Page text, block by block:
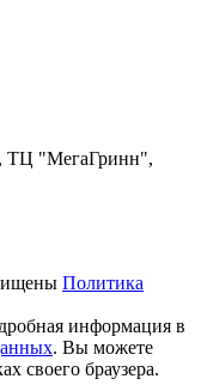
ТЦ "МегаГринн",
Политика
информация в
. Вы можете
своего браузера.